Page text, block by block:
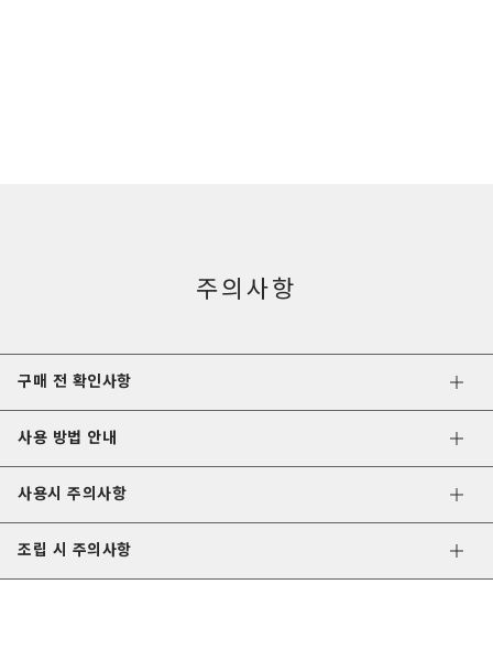
주의사항
구매 전 확인사항
사용 방법 안내
사용시 주의사항
조립 시 주의사항